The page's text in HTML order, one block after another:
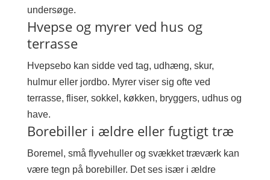
undersøge.
Hvepse og myrer ved hus og
terrasse
Hvepsebo kan sidde ved tag, udhæng, skur,
hulmur eller jordbo. Myrer viser sig ofte ved
terrasse, fliser, sokkel, køkken, bryggers, udhus og
have.
Borebiller i ældre eller fugtigt træ
Boremel, små flyvehuller og svækket træværk kan
være tegn på borebiller. Det ses især i ældre